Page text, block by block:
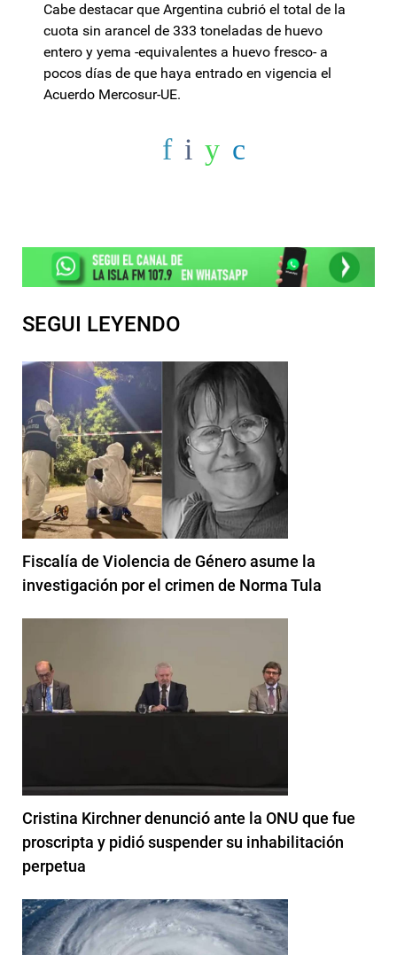
Cabe destacar que Argentina cubrió el total de la
cuota sin arancel de 333 toneladas de huevo
entero y yema -equivalentes a huevo fresco- a
pocos días de que haya entrado en vigencia el
Acuerdo Mercosur-UE.
SEGUI LEYENDO
Fiscalía de Violencia de Género asume la
investigación por el crimen de Norma Tula
Cristina Kirchner denunció ante la ONU que fue
proscripta y pidió suspender su inhabilitación
perpetua